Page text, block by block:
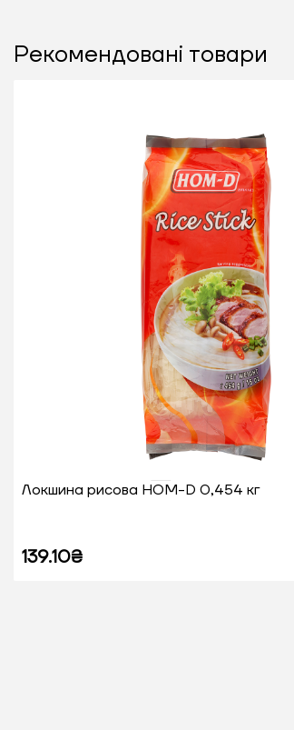
Рекомендовані товари
Локшина рисова HOM-D 0,454 кг
139.10₴